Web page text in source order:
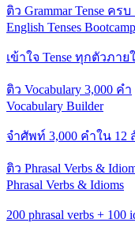
ติว Grammar Tense ครบ
English Tenses Bootcamp
เข้าใจ Tense ทุกตัวภ
ติว Vocabulary 3,000 คำ
Vocabulary Builder
จำศัพท์ 3,000 คำใน 12
ติว Phrasal Verbs &
Phrasal Verbs & Idioms
200 phrasal verbs +